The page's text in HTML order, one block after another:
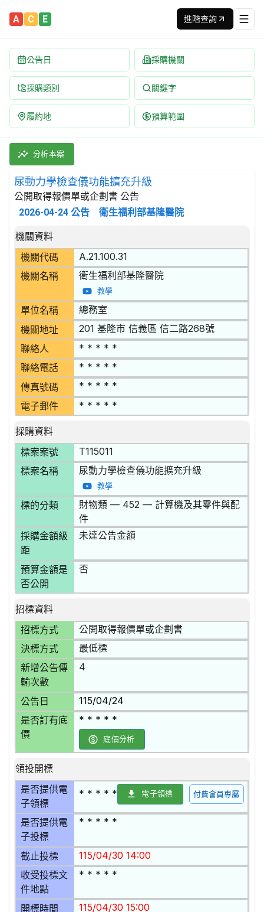
A C E 進階查詢
公告日 採購機關
採購類別 關鍵字
履約地 預算範圍
尿動力學檢查儀功能擴充升級 招標公告 | 案號：T115011 |
採購類別：財物類 計算機及其零件與配件 | 招標方式：公
分析本案
尿動力學檢查儀功能擴充升級
公開取得報價單或企劃書 公告
2026-04-24 公告 衛生福利部基隆醫院
招標公告詳細內容
機關資料
機關代碼
A.21.100.31
機關名稱 衛生福利部基隆醫院
教學
單位名稱 總務室
機關地址 201 基隆市 信義區 信二路268號
聯絡人 * * * * *
聯絡電話 * * * * *
傳真號碼 * * * * *
電子郵件 * * * * *
採購資料
標案案號
T115011
標案名稱 尿動力學檢查儀功能擴充升級
教學
標的分類
財物類 — 452 — 計算機及其零件與配
件
採購金額級
距
未達公告金額
預算金額是
否公開
否
招標資料
招標方式
公開取得報價單或企劃書
決標方式 最低標
新增公告傳
輸次數
4
公告日 115/04/24
是否訂有底
價
* * * * *
底價分析
領投開標
是否提供電
子領標
* * * * * 電子領標 付費會員專屬
是否提供電
子投標
* * * * *
截止投標 115/04/30 14:00
收受投標文
件地點
* * * * *
開標時間 115/04/30 15:00